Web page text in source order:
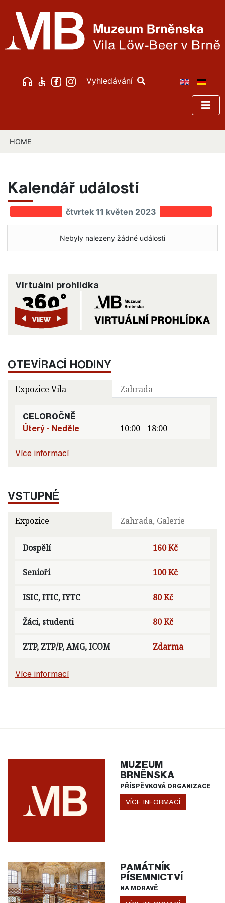
Vyhledávání
HOME
Kalendář událostí
čtvrtek 11 květen 2023
Nebyly nalezeny žádné události
Virtuální prohlídka
OTEVÍRACÍ HODINY
Expozice Vila Zahrada
CELOROČNĚ
Úterý - Neděle
10:00 - 18:00
Více informací
VSTUPNÉ
Expozice Zahrada, Galerie
Dospělí 160 Kč
Senioři 100 Kč
ISIC, ITIC, IYTC 80 Kč
Žáci, studenti 80 Kč
ZTP, ZTP/P, AMG, ICOM Zdarma
Více informací
MUZEUM
BRNĚNSKA
PŘÍSPĚVKOVÁ ORGANIZACE
VÍCE INFORMACÍ
PAMÁTNÍK
PÍSEMNICTVÍ
NA MORAVĚ